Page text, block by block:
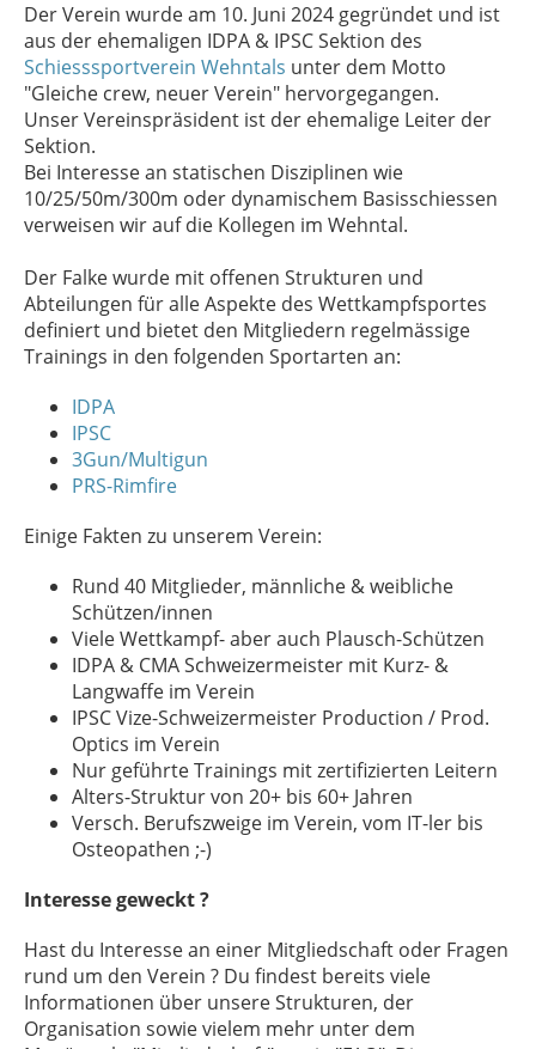
Der Verein wurde am 10. Juni 2024 gegründet und ist
aus der ehemaligen IDPA & IPSC Sektion des
Schiesssportverein Wehntals unter dem Motto
"Gleiche crew, neuer Verein" hervorgegangen.
Unser Vereinspräsident ist der ehemalige Leiter der
Sektion.
Bei Interesse an statischen Disziplinen wie
10/25/50m/300m oder dynamischem Basisschiessen
verweisen wir auf die Kollegen im Wehntal.
Der Falke wurde mit offenen Strukturen und
Abteilungen für alle Aspekte des Wettkampfsportes
definiert und bietet den Mitgliedern regelmässige
Trainings in den folgenden Sportarten an:
IDPA
IPSC
3Gun/Multigun
PRS-Rimfire
Einige Fakten zu unserem Verein:
Rund 40 Mitglieder, männliche & weibliche
Schützen/innen
Viele Wettkampf- aber auch Plausch-Schützen
IDPA & CMA Schweizermeister mit Kurz- &
Langwaffe im Verein
IPSC Vize-Schweizermeister Production / Prod.
Optics im Verein
Nur geführte Trainings mit zertifizierten Leitern
Alters-Struktur von 20+ bis 60+ Jahren
Versch. Berufszweige im Verein, vom IT-ler bis
Osteopathen ;-)
Interesse geweckt ?
Hast du Interesse an einer Mitgliedschaft oder Fragen
rund um den Verein ? Du findest bereits viele
Informationen über unsere Strukturen, der
Organisation sowie vielem mehr unter dem